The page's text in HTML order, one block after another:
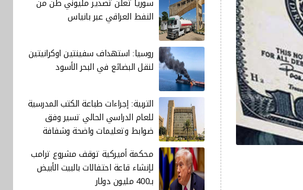
سوريا تعلن تصدير مليوني طن من
النفط العراقي عبر بانياس
روسيا: استهداف سفينتين اوكرانيتين
لنقل البضائع في البحر الأسود
التربية: إجراءات طباعة الكتب المدرسية
للعام الدراسي الحالي تسير وفق
ضوابط وتعليمات واضحة وشفافة
محكمة أميركية توقف مشروع ترامب
لإنشاء قاعة احتفالات بالبيت الأبيض
بـ400 مليون دولار